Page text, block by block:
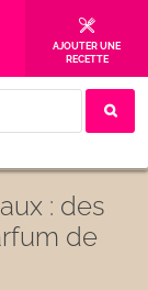
AJOUTER UNE
RECETTE
: des
de